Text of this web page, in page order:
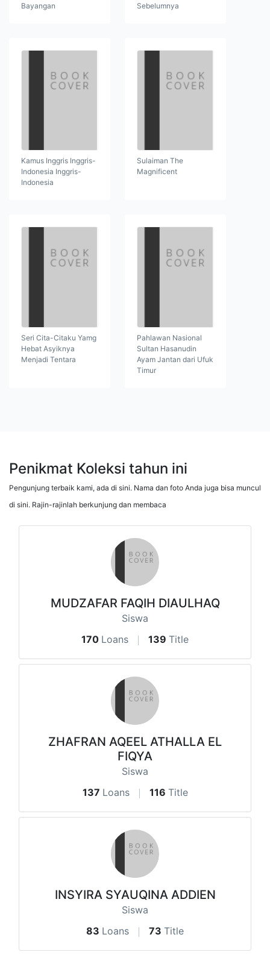
Bayangan
Sebelumnya
Kamus Inggris Inggris-
Indonesia Inggris-
Indonesia
Sulaiman The
Magnificent
Seri Cita-Citaku Yamg
Hebat Asyiknya
Menjadi Tentara
Pahlawan Nasional
Sultan Hasanudin
Ayam Jantan dari Ufuk
Timur
Penikmat Koleksi tahun ini
Pengunjung terbaik kami, ada di sini. Nama dan foto Anda juga bisa muncul
di sini. Rajin-rajinlah berkunjung dan membaca
MUDZAFAR FAQIH DIAULHAQ
Siswa
170 Loans 139 Title
ZHAFRAN AQEEL ATHALLA EL
FIQYA
Siswa
137 Loans 116 Title
INSYIRA SYAUQINA ADDIEN
Siswa
83 Loans 73 Title